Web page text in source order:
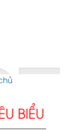
BIỂU